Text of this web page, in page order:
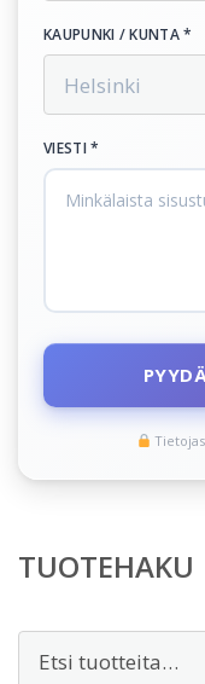
KAUPUNKI / KUNTA *
VIESTI *
TUOTEHAKU